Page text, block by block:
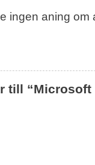
ingen aning om
till “Microsoft